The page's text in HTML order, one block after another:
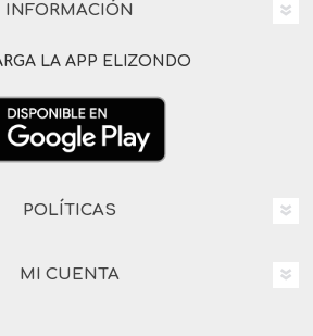
INFORMACIÓN
LA APP ELIZONDO
POLÍTICAS
MI CUENTA